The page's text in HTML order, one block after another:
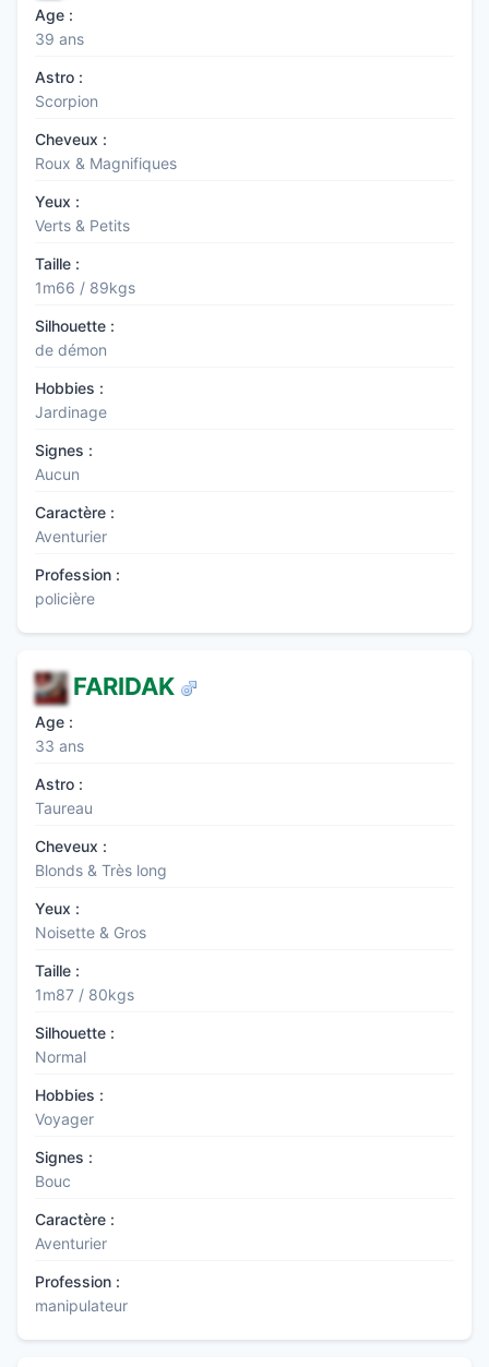
Age :
39 ans
Astro :
Scorpion
Cheveux :
Roux & Magnifiques
Yeux :
Verts & Petits
Taille :
1m66 / 89kgs
Silhouette :
de démon
Hobbies :
Jardinage
Signes :
Aucun
Caractère :
Aventurier
Profession :
policière
FARIDAK
Age :
33 ans
Astro :
Taureau
Cheveux :
Blonds & Très long
Yeux :
Noisette & Gros
Taille :
1m87 / 80kgs
Silhouette :
Normal
Hobbies :
Voyager
Signes :
Bouc
Caractère :
Aventurier
Profession :
manipulateur